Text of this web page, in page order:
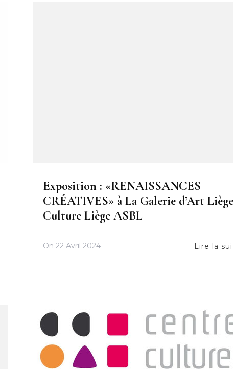
Exposition : «RENAISSANCES
CRÉATIVES» à La Galerie d’Art
Culture Liège ASBL
On22 Avril 2024 Lire la